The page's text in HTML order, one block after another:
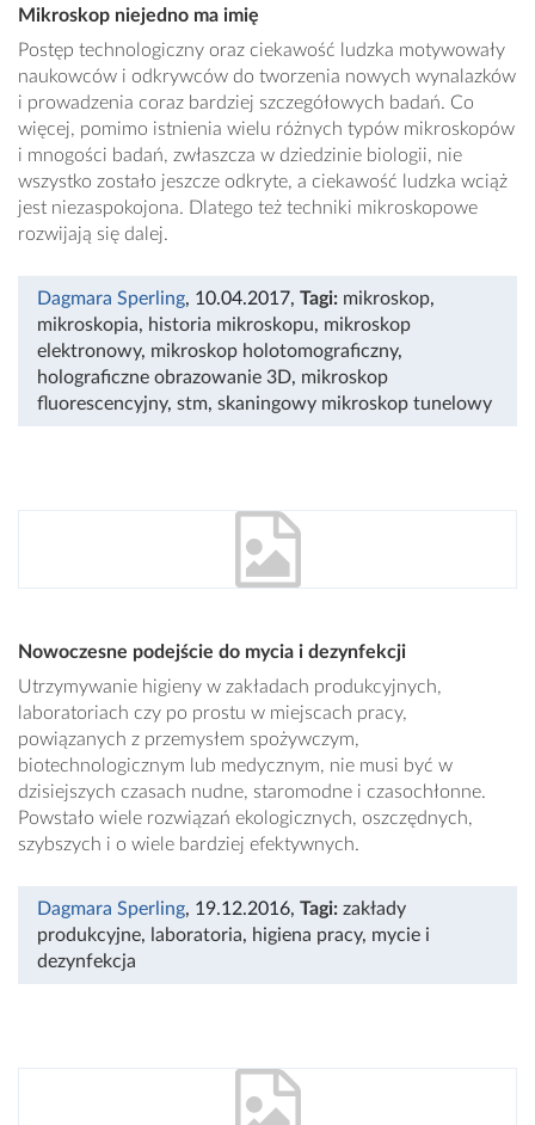
Mikroskop niejedno ma imię
Postęp technologiczny oraz ciekawość ludzka motywowały
naukowców i odkrywców do tworzenia nowych wynalazków
i prowadzenia coraz bardziej szczegółowych badań. Co
więcej, pomimo istnienia wielu różnych typów mikroskopów
i mnogości badań, zwłaszcza w dziedzinie biologii, nie
wszystko zostało jeszcze odkryte, a ciekawość ludzka wciąż
jest niezaspokojona. Dlatego też techniki mikroskopowe
rozwijają się dalej.
Dagmara Sperling, 10.04.2017, Tagi: mikroskop,
mikroskopia, historia mikroskopu, mikroskop
elektronowy, mikroskop holotomograficzny,
holograficzne obrazowanie 3D, mikroskop
fluorescencyjny, stm, skaningowy mikroskop tunelowy
Nowoczesne podejście do mycia i dezynfekcji
Utrzymywanie higieny w zakładach produkcyjnych,
laboratoriach czy po prostu w miejscach pracy,
powiązanych z przemysłem spożywczym,
biotechnologicznym lub medycznym, nie musi być w
dzisiejszych czasach nudne, staromodne i czasochłonne.
Powstało wiele rozwiązań ekologicznych, oszczędnych,
szybszych i o wiele bardziej efektywnych.
Dagmara Sperling, 19.12.2016, Tagi: zakłady
produkcyjne, laboratoria, higiena pracy, mycie i
dezynfekcja